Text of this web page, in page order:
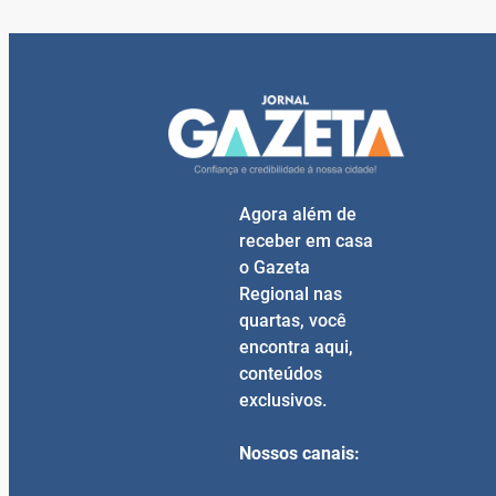
Agora além de
receber em casa
o Gazeta
Regional nas
quartas, você
encontra aqui,
conteúdos
exclusivos.
Nossos canais: